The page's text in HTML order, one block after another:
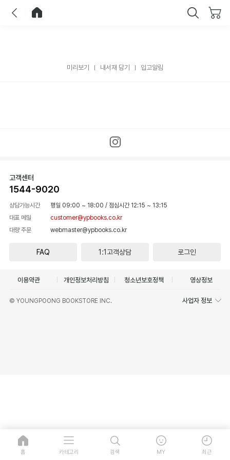
미리보기 내서재 담기 입고알림
고객센터
1544-9020
상담가능시간 평일 09:00 ~ 18:00 / 점심시간 12:15 ~ 13:15
대표 메일
customer@ypbooks.co.kr
대량 주문
webmaster@ypbooks.co.kr
FAQ 1:1고객상담 로그인
이용약관 개인정보처리방침 청소년보호정책 영상정보
© YOUNGPOONG BOOKSTORE INC. 사업자 정보
홈 카테고리 검색 MY 최근